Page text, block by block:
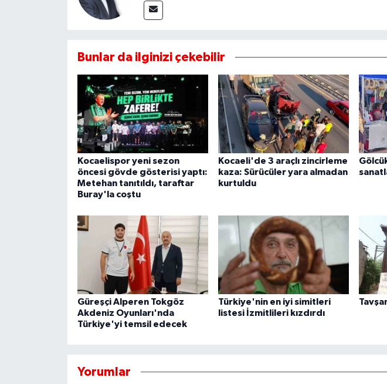
Bunlar da ilginizi çekebilir
Kocaelispor yeni sezon
öncesi gövde gösterisi yaptı:
Metehan tanıtıldı, taraftar
Buray'la coştu
Kocaeli'de 3 araçlı zincirleme
kaza: Sürücüler yara almadan
kurtuldu
Güreşçi Alperen Tokgöz
Akdeniz Oyunları'nda
Türkiye'yi temsil edecek
Türkiye'nin en iyi simitleri
listesi İzmitlileri kızdırdı
Yorumlar